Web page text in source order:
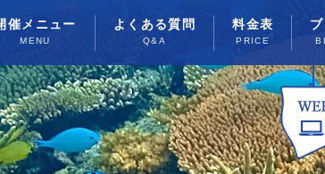
催メニュー
MENU
よくある質問
Q&A
料金表
PRICE